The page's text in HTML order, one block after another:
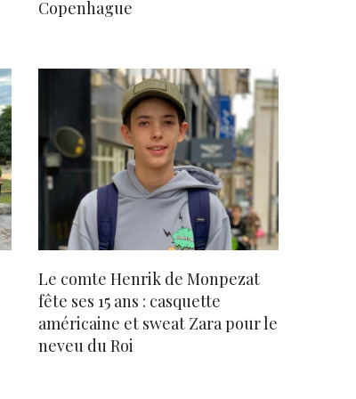
Copenhague
Le comte Henrik de Monpezat
fête ses 15 ans : casquette
américaine et sweat Zara pour le
neveu du Roi